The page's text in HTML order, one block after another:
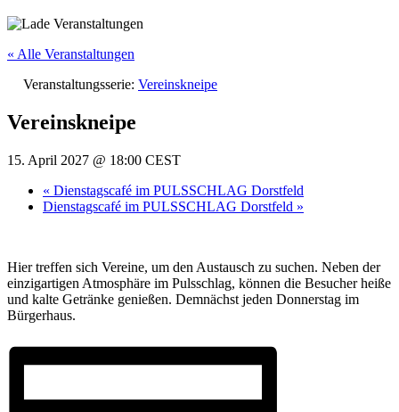
« Alle Veranstaltungen
Veranstaltungsserie: Vereinskneipe
Vereinskneipe
15. April 2027 @ 18:00 CEST
« Dienstagscafé im PULSSCHLAG Dorstfeld
Dienstagscafé im PULSSCHLAG Dorstfeld »
Hier treffen sich Vereine, um den Austausch zu suchen. Neben der
einzigartigen Atmosphäre im Pulsschlag, können die Besucher heiße
und kalte Getränke genießen. Demnächst jeden Donnerstag im
Bürgerhaus.